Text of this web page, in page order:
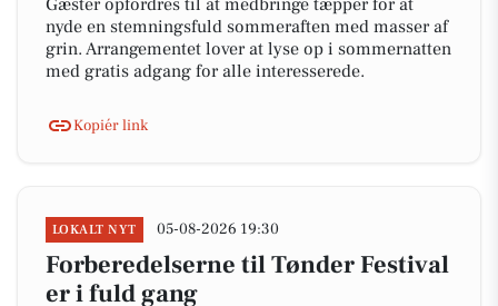
Gæster opfordres til at medbringe tæpper for at
nyde en stemningsfuld sommeraften med masser af
grin. Arrangementet lover at lyse op i sommernatten
med gratis adgang for alle interesserede.
Kopiér link
LOKALT NYT 05-08-2026 19:30
Forberedelserne til Tønder Festival
er i fuld gang